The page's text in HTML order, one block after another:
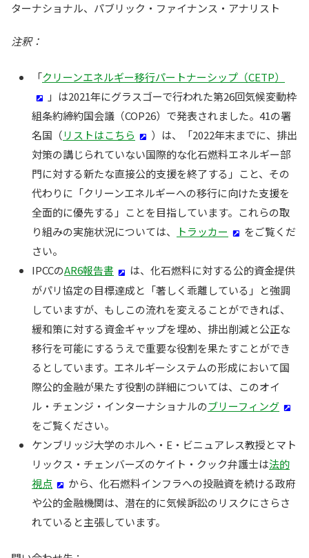
ターナショナル、パブリック・ファイナンス・アナリスト
注釈：
「クリーンエネルギー移行パートナーシップ（CETP）
」は2021年にグラスゴーで行われた第26回気候変動枠
組条約締約国会議（COP26）で発表されました。41の署
名国（リストはこちら
）は、「2022年末までに、排出
対策の講じられていない国際的な化石燃料エネルギー部
門に対する新たな直接公的支援を終了する」こと、その
代わりに「クリーンエネルギーへの移行に向けた支援を
全面的に優先する」ことを目指しています。これらの取
り組みの実施状況については、
トラッカー
をご覧くだ
さい。
IPCCのAR6報告書
は、化石燃料に対する公的資金提供
がパリ協定の目標達成と「著しく乖離している」と強調
していますが、もしこの流れを変えることができれば、
緩和策に対する資金ギャップを埋め、排出削減と公正な
移行を可能にするうえで重要な役割を果たすことができ
るとしています。エネルギーシステムの形成において国
際公的金融が果たす役割の詳細については、このオイ
ル・チェンジ・インターナショナルのブリーフィング
をご覧ください。
ケンブリッジ大学のホルヘ・E・ビニュアレス教授とマト
リックス・チェンバーズのケイト・クック弁護士は法的
視点
から、化石燃料インフラへの投融資を続ける政府
や公的金融機関は、潜在的に気候訴訟のリスクにさらさ
れていると主張しています。